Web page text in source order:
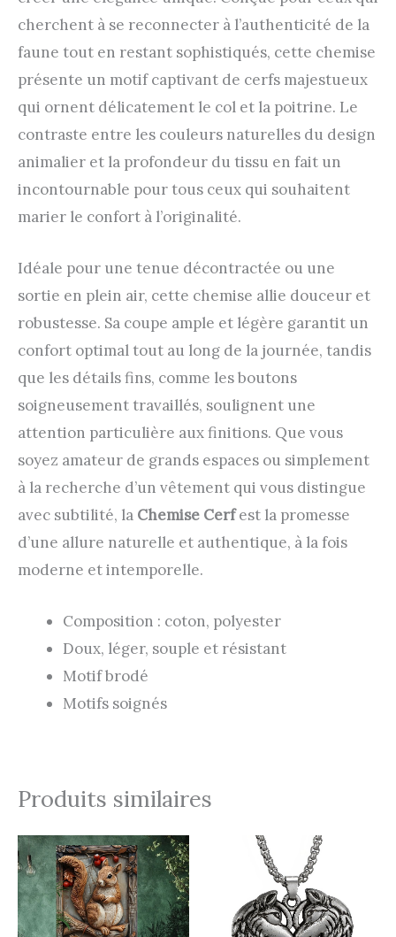
cherchent à se reconnecter à l’authenticité de la
faune tout en restant sophistiqués, cette chemise
présente un motif captivant de cerfs majestueux
qui ornent délicatement le col et la poitrine. Le
contraste entre les couleurs naturelles du design
animalier et la profondeur du tissu en fait un
incontournable pour tous ceux qui souhaitent
marier le confort à l’originalité.
Idéale pour une tenue décontractée ou une
sortie en plein air, cette chemise allie douceur et
robustesse. Sa coupe ample et légère garantit un
confort optimal tout au long de la journée, tandis
que les détails fins, comme les boutons
soigneusement travaillés, soulignent une
attention particulière aux finitions. Que vous
soyez amateur de grands espaces ou simplement
à la recherche d’un vêtement qui vous distingue
avec subtilité, la Chemise Cerfest la promesse
d’une allure naturelle et authentique, à la fois
moderne et intemporelle.
Composition : coton, polyester
Doux, léger, souple et résistant
Motif brodé
Motifs soignés
Produits similaires
Plage
de
prix :
43,99€
à
71,99€